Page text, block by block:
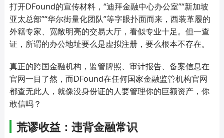
打开DFound的宣传材料，“迪拜金融中心办公室”“新加坡
亚太总部”“华尔街量化团队”等字眼扑面而来，西装革履的
外籍专家、宽敞明亮的交易大厅，看似专业十足。但一查
证，所谓的办公地址要么是虚拟注册，要么根本不存在。
真正的跨国金融机构，监管牌照、审计报告、备案信息在
官网一目了然，而DFound在任何国家金融监管机构官网
都查无此人，就像没身份证的人要管理你的巨额资产，你
敢信吗？
荒谬收益：违背金融常识